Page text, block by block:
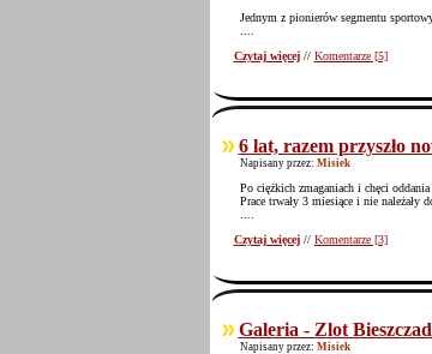
Jednym z pionierów segmentu
Czytaj więcej // Komentarze [5]
6 lat, razem przyszło
Napisany przez: Misiek
Po ciężkich zmaganiach i chęci
Prace trwały 3 miesiące i nie
Czytaj więcej // Komentarze [3]
Galeria - Zlot
Napisany przez: Misiek